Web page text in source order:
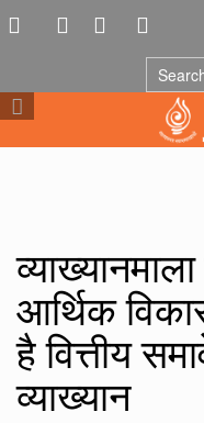
आर्थिक
है वित्तीय
व्याख्यान